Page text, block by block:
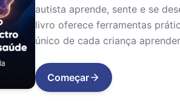
autista aprende, sente e se
livro oferece ferramentas
único de cada criança
Começar